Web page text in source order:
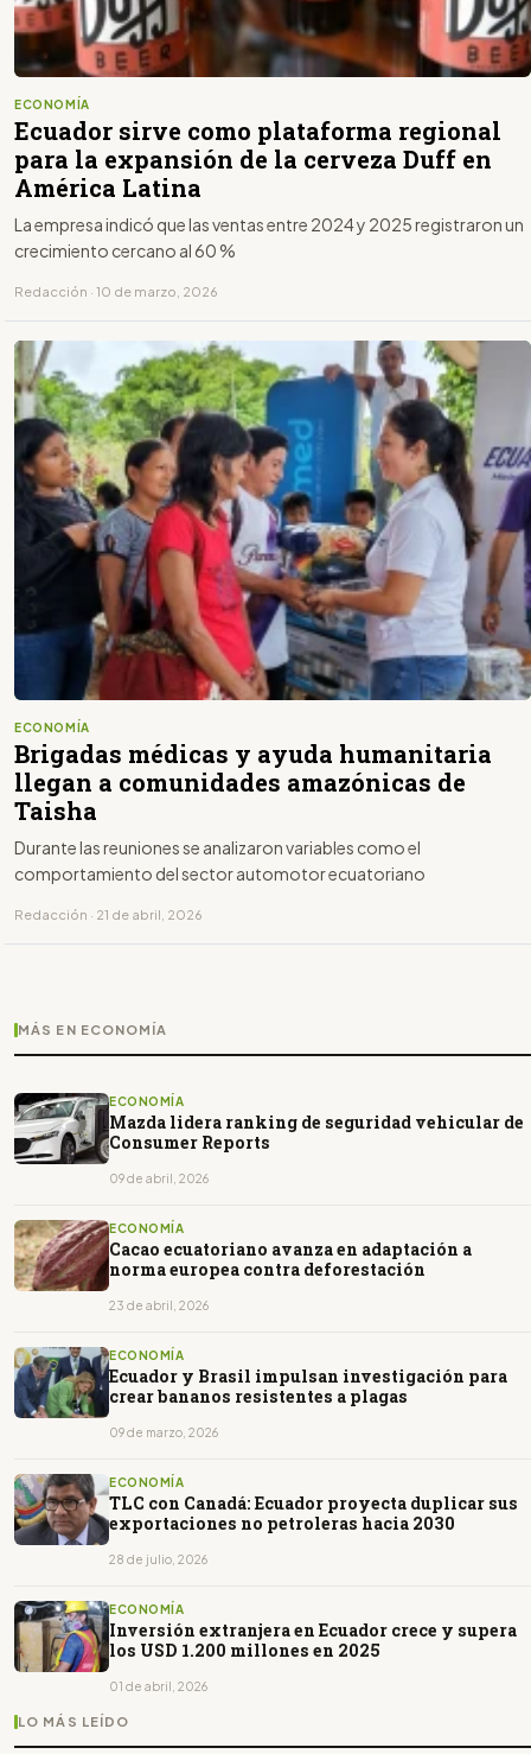
ECONOMÍA
Ecuador sirve como plataforma regional
para la expansión de la cerveza Duff en
América Latina
La empresa indicó que las ventas entre 2024 y 2025 registraron un
crecimiento cercano al 60 %
Redacción · 10 de marzo, 2026
ECONOMÍA
Brigadas médicas y ayuda humanitaria
llegan a comunidades amazónicas de
Taisha
Durante las reuniones se analizaron variables como el
comportamiento del sector automotor ecuatoriano
Redacción · 21 de abril, 2026
MÁS EN ECONOMÍA
ECONOMÍA
Mazda lidera ranking de seguridad vehicular de
Consumer Reports
09 de abril, 2026
ECONOMÍA
Cacao ecuatoriano avanza en adaptación a
norma europea contra deforestación
23 de abril, 2026
ECONOMÍA
Ecuador y Brasil impulsan investigación para
crear bananos resistentes a plagas
09 de marzo, 2026
ECONOMÍA
TLC con Canadá: Ecuador proyecta duplicar sus
exportaciones no petroleras hacia 2030
28 de julio, 2026
ECONOMÍA
Inversión extranjera en Ecuador crece y supera
los USD 1.200 millones en 2025
01 de abril, 2026
LO MÁS LEÍDO